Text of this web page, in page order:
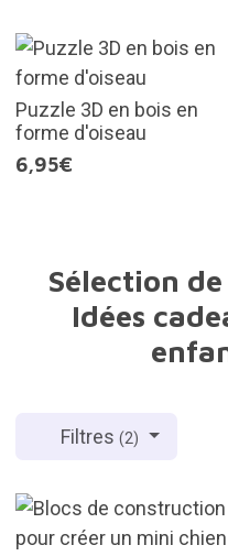
Puzzle 3D en bois en
forme d'oiseau
6,95€
Sélection
Idées
Filtres(2)